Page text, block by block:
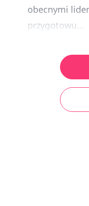
obecnymi
przygotowu...